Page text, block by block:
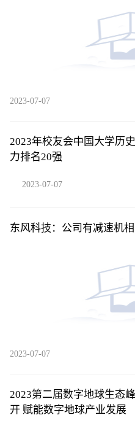
2023-07-07
2023年校友会中国大学历
力排名20强
2023-07-07
东风科技：公司有减速机
2023-07-07
2023第二届数字地球生态
开 赋能数字地球产业发展